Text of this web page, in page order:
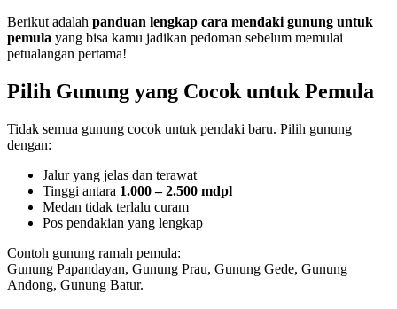
Berikut adalah panduan lengkap cara mendaki gunung untuk
pemula yang bisa kamu jadikan pedoman sebelum memulai
petualangan pertama!
Pilih Gunung yang Cocok untuk Pemula
Tidak semua gunung cocok untuk pendaki baru. Pilih gunung
dengan:
Jalur yang jelas dan terawat
Tinggi antara 1.000 – 2.500 mdpl
Medan tidak terlalu curam
Pos pendakian yang lengkap
Contoh gunung ramah pemula:
Gunung Papandayan, Gunung Prau, Gunung Gede, Gunung
Andong, Gunung Batur.